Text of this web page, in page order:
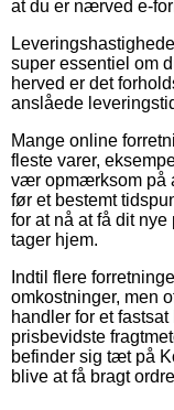
at du er nærved e-
super essentiel om
herved er det
anslåede
Mange online
fleste varer,
vær opmærksom på
før et bestemt
for at nå at få dit
tager hjem.
Indtil flere
omkostninger, men
handler for et
prisbevidste
befinder sig tæt på
blive at få bragt